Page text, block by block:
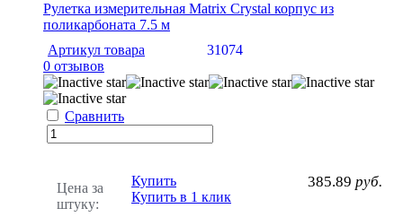
Рулетка измерительная Matrix Crystal корпус из
поликарбоната 7.5 м
Артикул товара
31074
0 отзывов
Сравнить
Цена за
штуку:
385.89 руб.
Купить
Купить в 1 клик